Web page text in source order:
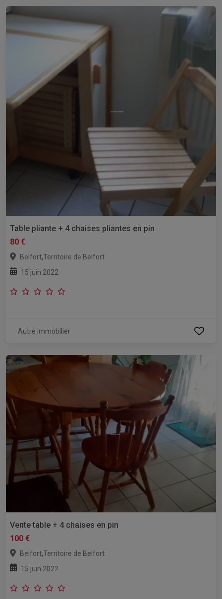
Table pliante + 4 chaises pliantes en pin
80 €
Belfort,Territoire de Belfort
15 juin 2022
Autre immobilier
Vente table + 4 chaises en pin
100 €
Belfort,Territoire de Belfort
15 juin 2022